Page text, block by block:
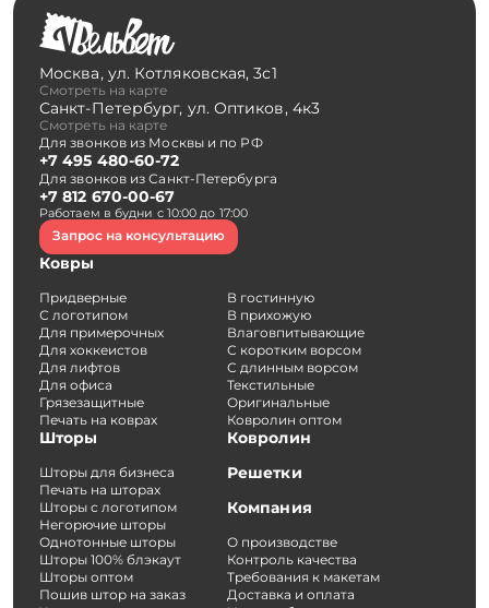
Москва, ул. Котляковская, 3с1
Смотреть на карте
Санкт-Петербург, ул. Оптиков, 4к3
Смотреть на карте
Для звонков из Москвы и по РФ
+7 495 480-60-72
Для звонков из Санкт-Петербурга
+7 812 670-00-67
Работаем в будни с 10:00 до 17:00
Запрос на консультацию
Ковры
Придверные
С логотипом
Для примерочных
Для хоккеистов
Для лифтов
Для офиса
Грязезащитные
Печать на коврах
В гостинную
В прихожую
Влаговпитывающие
С коротким ворсом
С длинным ворсом
Текстильные
Оригинальные
Ковролин оптом
Шторы
Шторы для бизнеса
Печать на шторах
Шторы с логотипом
Негорючие шторы
Однотонные шторы
Шторы 100% блэкаут
Шторы оптом
Пошив штор на заказ
Ковролин
Решетки
Компания
О производстве
Контроль качества
Требования к макетам
Доставка и оплата